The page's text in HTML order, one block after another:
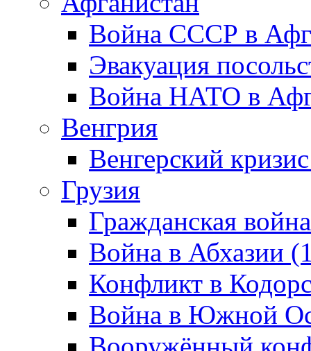
Война СССР в
Эвакуация
Война НАТО в
Венгрия
Венгерский
Грузия
Гражданская
Война в Абхазии
Конфликт в
Война в Южной